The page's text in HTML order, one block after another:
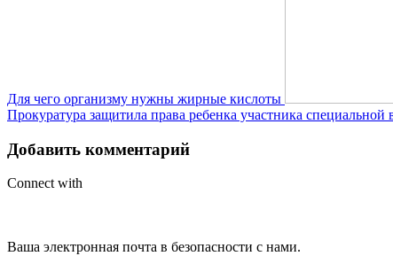
Для чего организму нужны жирные кислоты
Прокуратура защитила права ребенка участника специальной
Добавить комментарий
Connect with
Ваша электронная почта в безопасности с нами.